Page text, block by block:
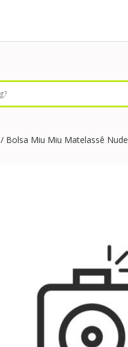
/ Bolsa Miu Miu Matelassê Nude